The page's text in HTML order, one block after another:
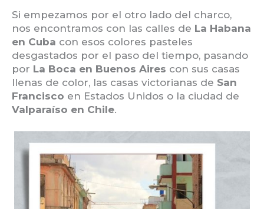
Si empezamos por el otro lado del charco,
nos encontramos con las calles de La Habana
en Cuba con esos colores pasteles
desgastados por el paso del tiempo, pasando
por La Boca en Buenos Aires con sus casas
llenas de color, las casas victorianas de San
Francisco en Estados Unidos o la ciudad de
Valparaíso en Chile.